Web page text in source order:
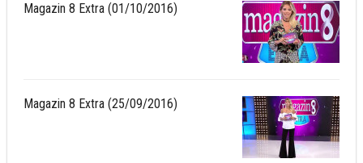
Magazin 8 Extra (01/10/2016)
Magazin 8 Extra (25/09/2016)